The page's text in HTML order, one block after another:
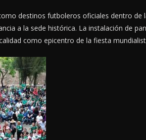
destinos futboleros oficiales dentro de
a la sede histórica. La instalación de
como epicentro de la fiesta